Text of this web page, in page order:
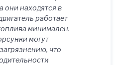
они находятся в
работает
минимален.
могут
что